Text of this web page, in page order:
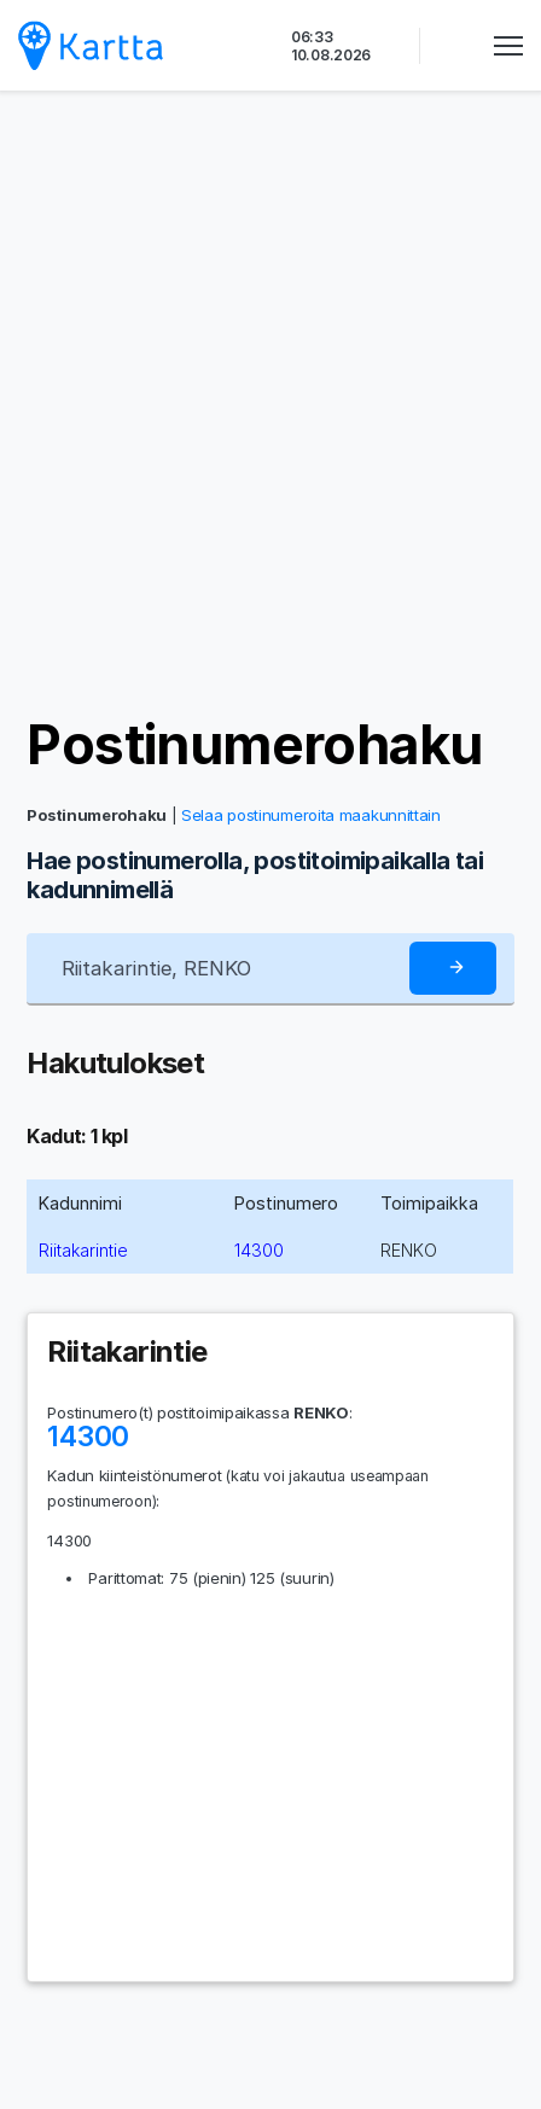
sisältöön
06:33
10.08.2026
Postinumerohaku
Postinumerohaku |Selaa postinumeroita maakunnittain
Hae postinumerolla, postitoimipaikalla tai
kadunnimellä
Hakutulokset
Kadut: 1 kpl
Kadunnimi Postinumero Toimipaikka
Riitakarintie 14300 RENKO
Riitakarintie
Postinumero(t) postitoimipaikassa RENKO:
14300
Kadun kiinteistönumerot(katu voi jakautua useampaan
postinumeroon):
14300
Parittomat: 75 (pienin) 125 (suurin)